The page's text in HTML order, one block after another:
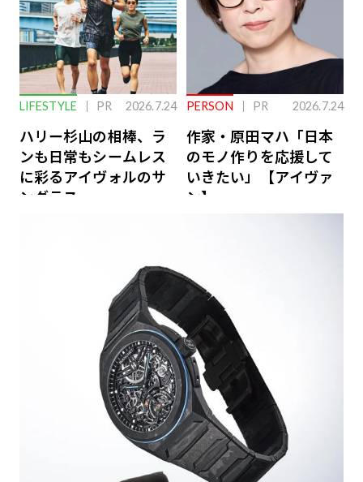
LIFESTYLE PR 2026.7.24
ハリー杉山の相棒、ラ
ンも日常もシームレス
に彩るアイヴォルのサ
ングラス
PERSON PR 2026.7.24
作家・原田マハ「日本
のモノ作りを応援して
いきたい」【アイヴァ
ン】